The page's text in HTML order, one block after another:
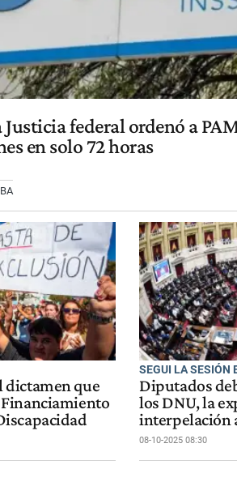
federal ordenó a
en solo 72 horas
dictamen que
Financiamiento
SEGUI LA SESIÓN
Diputados
los DNU, la
interpelación
08-10-2025 08:30